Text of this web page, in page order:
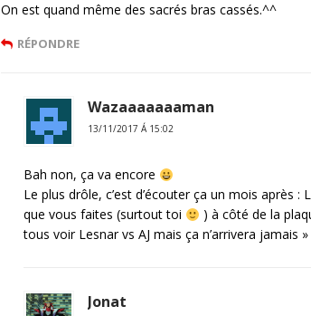
On est quand même des sacrés bras cassés.^^
RÉPONDRE
Wazaaaaaaaman
13/11/2017 Á 15:02
Bah non, ça va encore
Le plus drôle, c’est d’écouter ça un mois après
que vous faites (surtout toi
) à côté de la
tous voir Lesnar vs AJ mais ça n’arrivera jamais »
Jonat